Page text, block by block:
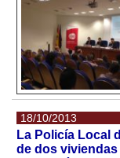
18/10/2013
La Policía Local
de dos viviendas